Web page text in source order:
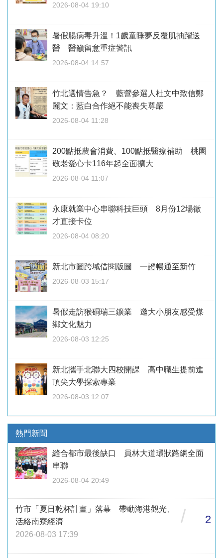
2026-08-04 19:10
暑假腸病毒升溫！1歲童睡夢反覆肌抽躍送
醫 醫籲留意重症警訊
2026-08-04 14:57
竹北選情告急？ 藍營參選人杜文中致信鄭
麗文：藍白合作絕不能喪失尊嚴
2026-08-04 11:28
200點抵農會消費、100點抵醫療補助 桃園
敬老愛心卡116年起全面擴大
2026-08-04 11:07
永康就業中心串聯科技巨頭 8月份12場徵
才直接卡位
2026-08-04 08:20
新北市圖跨域借閱版圖 一證暢通至新竹
2026-08-03 15:17
暑假走訪猴硐瑞三鑛業 邀大小朋友感受煤
鄉文化魅力
2026-08-03 12:25
新北攜手北聯大四校開課 高中職生提前進
頂尖大學探索專業
2026-08-03 12:07
熱門新聞
縫合都市最後缺口 員林大道環狀路網全面
串聯
2026-08-04 20:49
竹市「夏日乾杯計畫」落幕 帶動海港觀光、
活絡南寮經濟
2026-08-03 17:39
/ 2